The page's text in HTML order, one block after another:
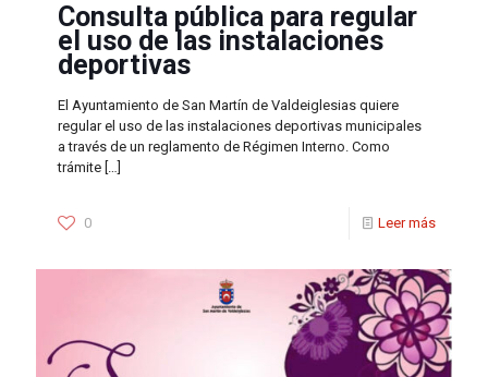
Consulta pública para regular
el uso de las instalaciones
deportivas
El Ayuntamiento de San Martín de Valdeiglesias quiere
regular el uso de las instalaciones deportivas municipales
a través de un reglamento de Régimen Interno. Como
trámite […]
0 Leer más